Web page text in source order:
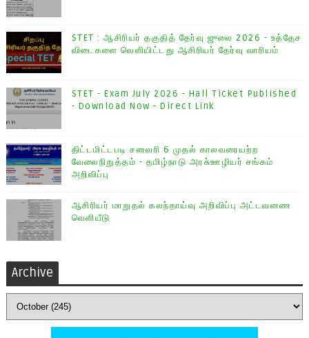
STET : ஆசிரியர் தகுதித் தேர்வு ஜுலை 2026 - உத்தேச
விடைகளை வெளியிட்டது ஆசிரியர் தேர்வு வாரியம்
STET - Exam July 2026 - Hall Ticket Published
- Download Now - Direct Link
திட்டமிட்டபடி சனவரி 6 முதல் காலவரையற்ற
வேலைநிறுத்தம் - தமிழ்நாடு அரசு்ஊழியர் சங்கம்
அறிவிப்பு
ஆசிரியர் மாறுதல் கலந்தாய்வு அறிவிப்பு அட்டவனண
வெளியீடு
Archive